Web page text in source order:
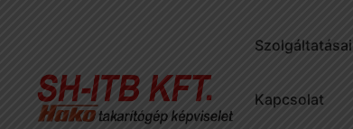
Kapcsolat